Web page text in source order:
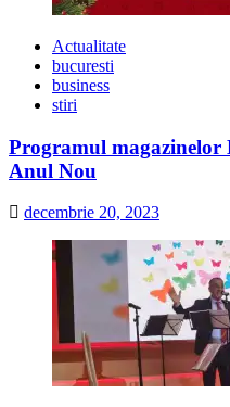
Actualitate
bucuresti
business
stiri
Programul magazinelor
Anul Nou
decembrie 20, 2023